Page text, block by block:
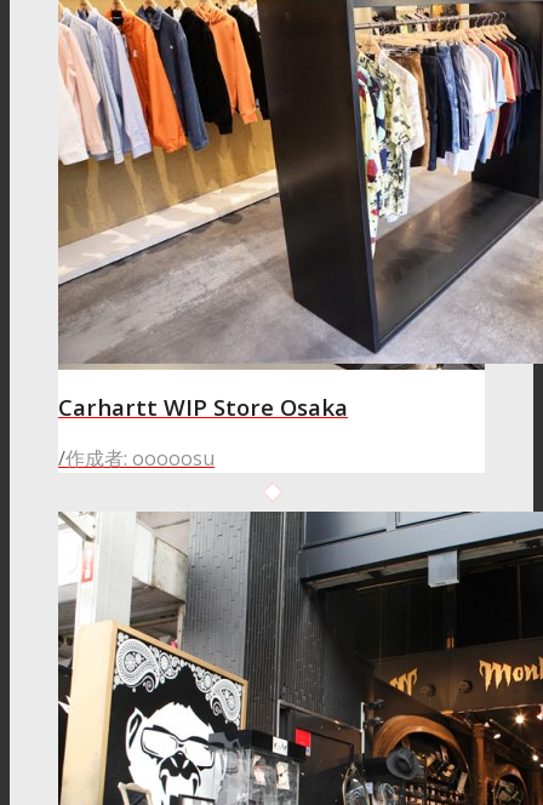
Carhartt WIP Store Osaka
/作成者: ooooosu